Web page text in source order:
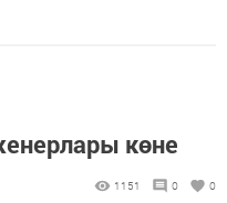
көне
1151 0 0